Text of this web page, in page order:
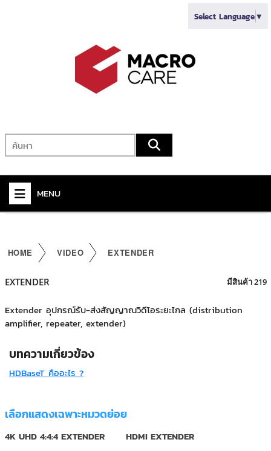
Select Language▼
MENU
AUDIO
+
KVM
CONNECTIVITY
IOT
OTHER
SUPPORT
CONTACT US
HOME VIDEO EXTENDER
EXTENDER มีสินค้า 219
Extender อุปกรณ์รับ-ส่งสัญญาณวิดีโอระยะไกล (distribution
amplifier, repeater, extender)
บทความเกี่ยวข้อง
HDBaseT คืออะไร ?
เลือกแสดงเฉพาะหมวดย่อย
4K UHD 4:4:4 EXTENDER HDMI EXTENDER